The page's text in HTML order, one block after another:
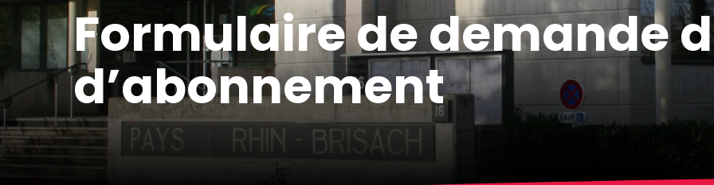
Formulaire de demande
d’abonnement